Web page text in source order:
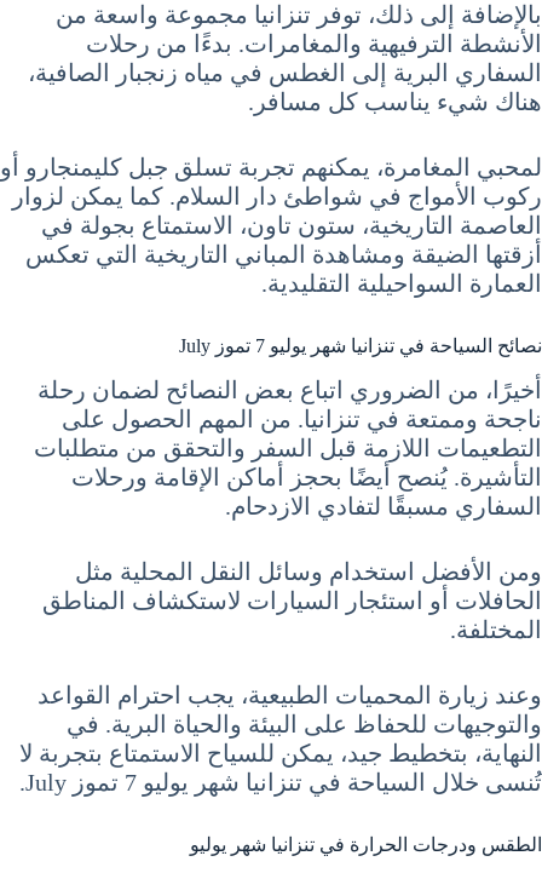
بالإضافة إلى ذلك، توفر تنزانيا مجموعة واسعة من
الأنشطة الترفيهية والمغامرات. بدءًا من رحلات
السفاري البرية إلى الغطس في مياه زنجبار الصافية،
هناك شيء يناسب كل مسافر.
لمحبي المغامرة، يمكنهم تجربة تسلق جبل كليمنجارو أو
ركوب الأمواج في شواطئ دار السلام. كما يمكن لزوار
العاصمة التاريخية، ستون تاون، الاستمتاع بجولة في
أزقتها الضيقة ومشاهدة المباني التاريخية التي تعكس
العمارة السواحيلية التقليدية.
نصائح السياحة في تنزانيا شهر يوليو 7 تموز July
أخيرًا، من الضروري اتباع بعض النصائح لضمان رحلة
ناجحة وممتعة في تنزانيا. من المهم الحصول على
التطعيمات اللازمة قبل السفر والتحقق من متطلبات
التأشيرة. يُنصح أيضًا بحجز أماكن الإقامة ورحلات
السفاري مسبقًا لتفادي الازدحام.
ومن الأفضل استخدام وسائل النقل المحلية مثل
الحافلات أو استئجار السيارات لاستكشاف المناطق
المختلفة.
وعند زيارة المحميات الطبيعية، يجب احترام القواعد
والتوجيهات للحفاظ على البيئة والحياة البرية. في
النهاية، بتخطيط جيد، يمكن للسياح الاستمتاع بتجربة لا
تُنسى خلال السياحة في تنزانيا شهر يوليو 7 تموز July.
الطقس ودرجات الحرارة في تنزانيا شهر يوليو